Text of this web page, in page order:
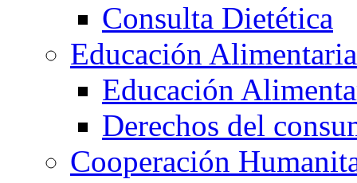
Consulta Dietética
Educación Alimentaria
Educación
Derechos del
Cooperación